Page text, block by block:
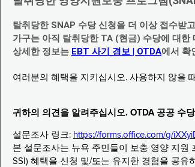
탈취당한 SNAP 수당 신청을 더 이상 접수받
가구는 아직 탈취당한 TA (현금) 수당에 대한
상세한 정보는 EBT 사기 경보 | OTDA에서 확
여러분의 혜택을 지키십시오. 사용하지 않을
귀하의 의견을 알려주십시오. OTDA 공공 수
설문조사 링크: https://forms.office.com/g/
본 설문조사는 뉴욕 주민들이 보충 영양 지원
SSI) 혜택을 신청 및/또는 유지한 경험을 공